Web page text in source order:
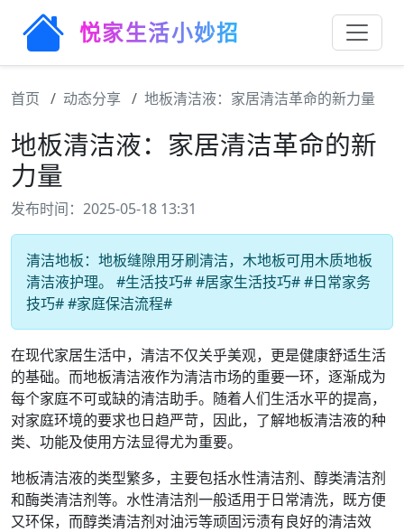
悦家生活小妙招
首页 动态分享 地板清洁液：家居清洁革命的新力量
地板清洁液：家居清洁革命的新
力量
发布时间：2025-05-18 13:31
清洁地板：地板缝隙用牙刷清洁，木地板可用木质地板
清洁液护理。 #生活技巧# #居家生活技巧# #日常家务
技巧# #家庭保洁流程#
在现代家居生活中，清洁不仅关乎美观，更是健康舒适生活
的基础。而地板清洁液作为清洁市场的重要一环，逐渐成为
每个家庭不可或缺的清洁助手。随着人们生活水平的提高，
对家庭环境的要求也日趋严苛，因此，了解地板清洁液的种
类、功能及使用方法显得尤为重要。
地板清洁液的类型繁多，主要包括水性清洁剂、醇类清洁剂
和酶类清洁剂等。水性清洁剂一般适用于日常清洗，既方便
又环保，而醇类清洁剂对油污等顽固污渍有良好的清洁效